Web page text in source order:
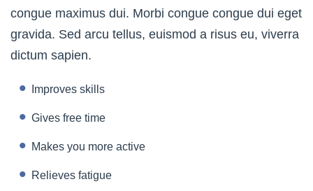
congue maximus dui. Morbi congue congue dui eget
gravida. Sed arcu tellus, euismod a risus eu, viverra
dictum sapien.
Improves skills
Gives free time
Makes you more active
Relieves fatigue